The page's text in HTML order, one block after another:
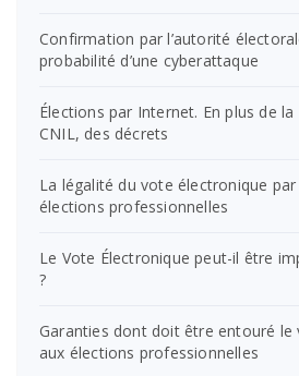
Confirmation par l’autorité
probabilité d’une cyberattaque
Élections par Internet. En plus de
CNIL, des décrets
La légalité du vote électronique
élections professionnelles
Le Vote Électronique peut-il être
?
Garanties dont doit être entouré le
aux élections professionnelles